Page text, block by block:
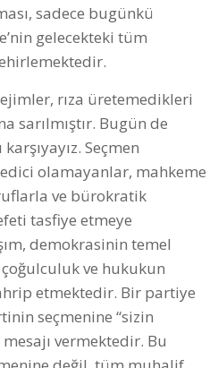
sadece bugünkü
gelecekteki tüm
rıza üretemedikleri
sarılmıştır. Bugün de
Seçmen
olamayanlar, mahkeme
ve bürokratik
tasfiye etmeye
demokrasinin temel
ve hukukun
etmektedir. Bir partiye
seçmenine “sizin
mesajı vermektedir. Bu